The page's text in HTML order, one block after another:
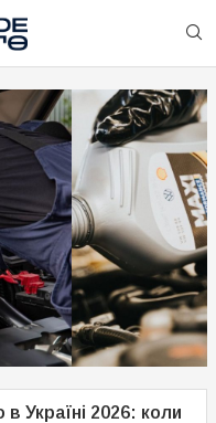
як обрати
в Україні 2026: коли